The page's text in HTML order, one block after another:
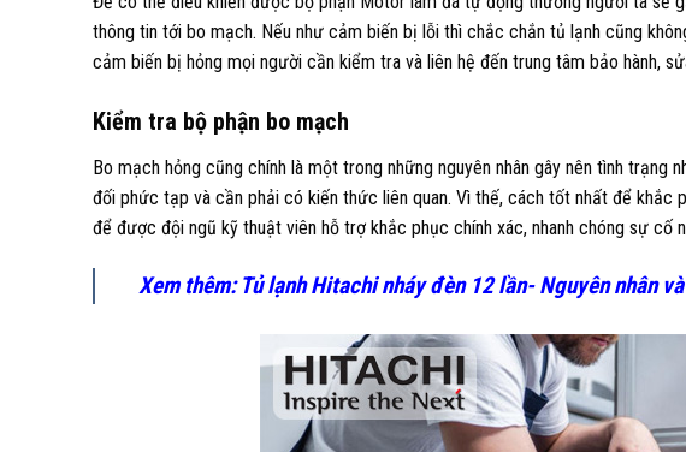
thông tin tới bo mạch. Nếu như cảm biến bị lỗi thì chắc chắn tủ lạnh cũng
cảm biến bị hỏng mọi người cần kiểm tra và liên hệ đến trung tâm bảo hành,
Kiểm tra bộ phận bo mạch
Bo mạch hỏng cũng chính là một trong những nguyên nhân gây nên tình trạng
đối phức tạp và cần phải có kiến thức liên quan. Vì thế, cách tốt nhất để khắc
để được đội ngũ kỹ thuật viên hỗ trợ khắc phục chính xác, nhanh chóng sự cố
Xem thêm:Tủ lạnh Hitachi nháy đèn 12 lần- Nguyên nhân